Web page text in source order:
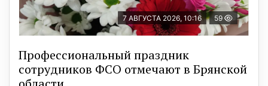
7 АВГУСТА 2026, 10:16 59
Профессиональный праздник
сотрудников ФСО отмечают в Брянской